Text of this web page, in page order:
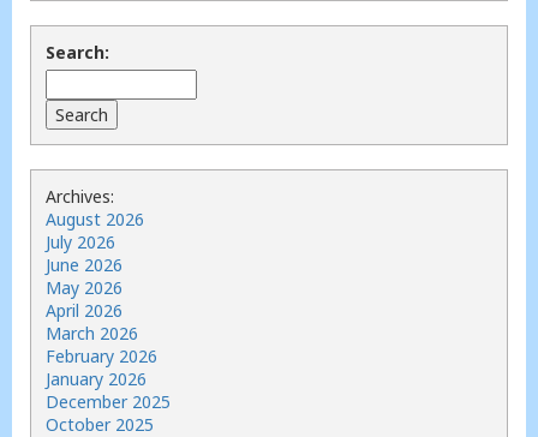
Search:
Archives:
August 2026
July 2026
June 2026
May 2026
April 2026
March 2026
February 2026
January 2026
December 2025
October 2025